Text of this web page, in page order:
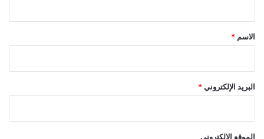
*
الاسم *
البريد الإلكتروني*
الموقع الإلكتروني